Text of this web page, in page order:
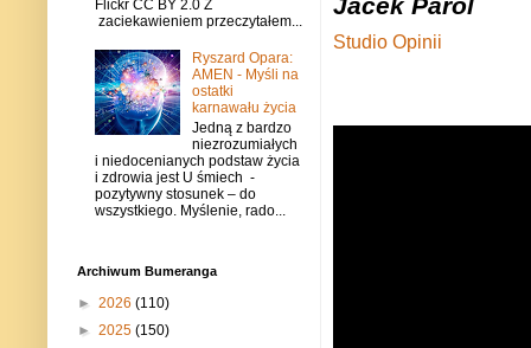
Jacek Parol
Studio Opinii
Flickr CC BY 2.0 Z
zaciekawieniem przeczytałem...
Ryszard Opara:
AMEN - Myśli na
ostatki
karnawału życia
Jedną z bardzo
niezrozumiałych
i niedocenianych podstaw życia
i zdrowia jest U śmiech -
pozytywny stosunek – do
wszystkiego. Myślenie, rado...
Archiwum Bumeranga
► 2026 (110)
► 2025 (150)